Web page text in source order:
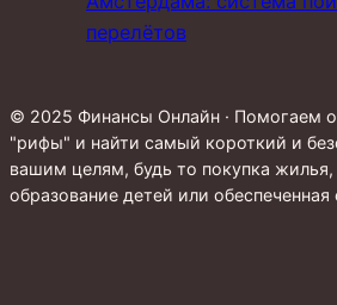
перелётов
© 2025 Финансы Онлайн · Помогаем
"рифы" и найти самый короткий и
вашим целям, будь то покупка жилья,
образование детей или обеспеченная